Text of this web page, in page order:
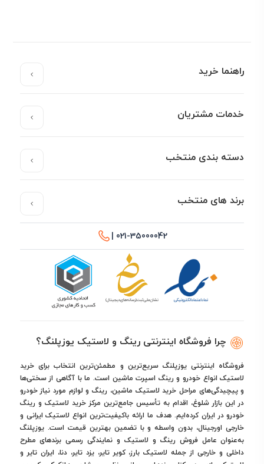
راهنما خرید
خدمات مشتریان
دسته بندی منتخب
برند های منتخب
021-35000042 |
چرا فروشگاه اینترنتی رینگ و لاستیک یوزپلنگ؟
فروشگاه اینترنتی یوزپلنگ سریع‌ترین و مطمئن‌ترین انتخاب برای خرید
لاستیک انواع خودرو و رینگ اسپرت ماشین است. ما با آگاهی از سختی‌ها
و پیچیدگی‌های مراحل خرید لاستیک ماشین، رینگ و لوازم مورد نیاز خودرو
در این بازار شلوغ، اقدام به تأسیس جامع‌ترین مرکز خرید لاستیک و رینگ
خودرو در ایران کرده‌ایم. هدف ما ارائه باکیفیت‌ترین انواع لاستیک ایرانی و
خارجی اورجینال، بدون واسطه و با تضمین بهترین قیمت است. یوزپلنگ
به‌عنوان عامل فروش رینگ و لاستیک و نمایندگی رسمی برندهای مطرح
داخلی و خارجی از جمله لاستیک بارز، کویر تایر، یزد تایر، دنا، ایران تایر و